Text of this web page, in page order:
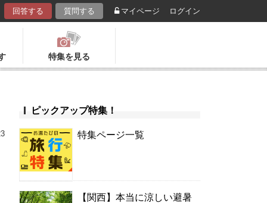
回答する 質問する マイページ ログイン
特集を見る
ピックアップ特集！
特集ページ一覧
【関西】本当に涼しい避暑